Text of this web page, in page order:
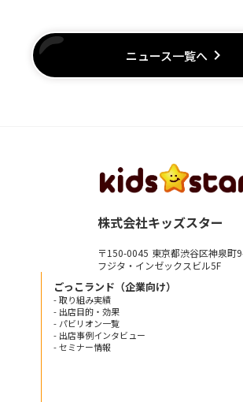
ニュース一覧へ keyboard_arrow_right
株式会社キッズスター
〒150-0045 東京都渋谷区神泉町
フジタ・インゼックスビル5F
ごっこランド（企業向け）
- 取り組み実績
- 出店目的・効果
- パビリオン一覧
- 出店事例インタビュー
- セミナー情報